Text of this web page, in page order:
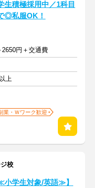
積極採用中／1科目
◎私服OK！
2650円＋交通費
上
業・Ｗワーク歓迎
校
小学生対象/英語≫】